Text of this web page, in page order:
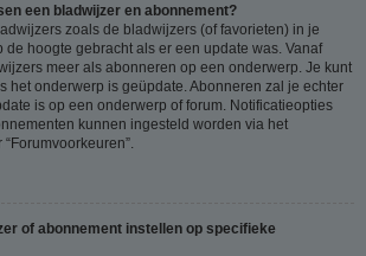
een bladwijzer en abonnement?
zoals de bladwijzers (of favorieten) in je
de hoogte gebracht als er een update was. Vanaf
meer als abonneren op een onderwerp. Je kunt
het onderwerp is geüpdate. Abonneren zal je echter
is op een onderwerp of forum. Notificatieopties
kunnen ingesteld worden via het
of abonnement instellen op specifieke